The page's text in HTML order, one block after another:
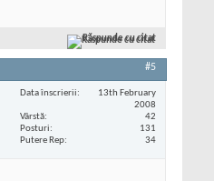
Răspunde cu citat
#5
Data înscrierii
13th February
2008
Vârstă
42
Posturi
131
Putere Rep
34